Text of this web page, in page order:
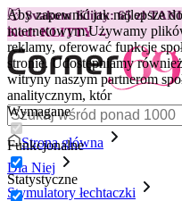
Aby zapewnić jak najlepsze
internetowym.Używamy
reklamy, oferować funkcje
stronie. Udostępniamy
witryny naszym partnerom
analitycznym, któr
Wymagane
Funkcjonalne
Statystyczne
😽Svakom Klitty: 65 zł
Kod: KLITTY →
Strona główna
Dla Niej
Stymulatory łechtaczki